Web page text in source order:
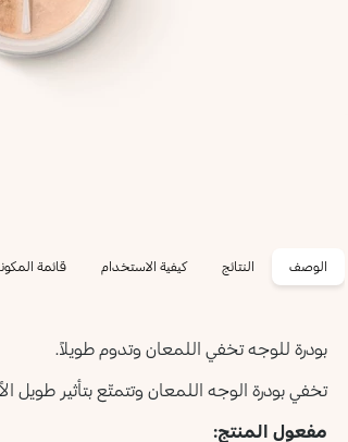
الوصف النتائج كيفية الاستخدام قائمة
بودرة للوجه تخفي اللمعان وتدوم طويلاً.
تخفي بودرة الوجه اللمعان وتتمتّع بتأثير طويل الأمد
مفعول المنتج: